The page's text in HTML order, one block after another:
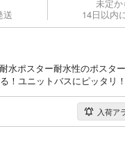
送
未定か
14日以内
水ポスター耐水性のポスタ
！ユニットバスにピッタリ！
入荷ア